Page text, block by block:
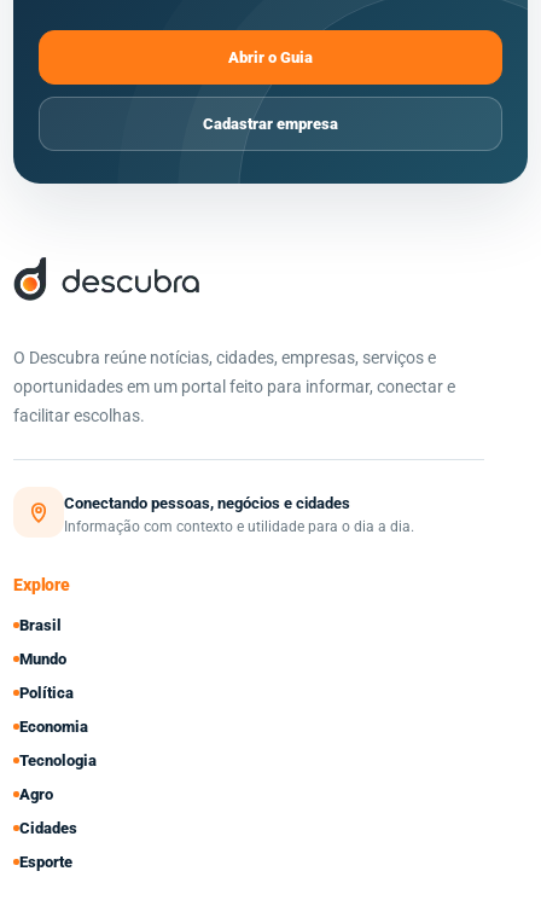
Abrir o Guia
Cadastrar empresa
O Descubra reúne notícias, cidades, empresas, serviços e
oportunidades em um portal feito para informar, conectar e
facilitar escolhas.
Conectando pessoas, negócios e cidades
Informação com contexto e utilidade para o dia a dia.
Explore
Brasil
Mundo
Política
Economia
Tecnologia
Agro
Cidades
Esporte